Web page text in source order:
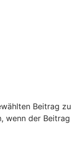
Beitrag zu
wenn der Beitrag